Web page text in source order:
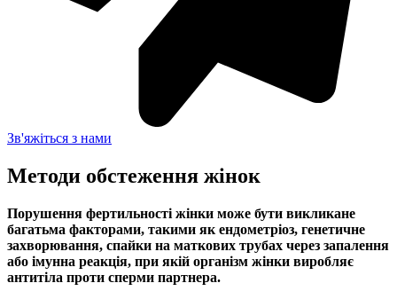
Зв'яжіться з нами
Методи обстеження жінок
Порушення фертильності жінки може бути викликане
багатьма факторами, такими як ендометріоз, генетичне
захворювання, спайки на маткових трубах через запалення
або імунна реакція, при якій організм жінки виробляє
антитіла проти сперми партнера.